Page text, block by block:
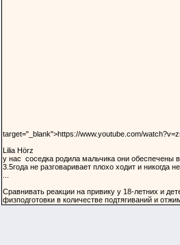
target="_blank">https://www.youtube.com/
Lilia Hörz
у нас соседка родила мальчика они обеспечены
3.5года не разговаривает плохо ходит и никогда
Сравнивать реакции на привику у 18-летних и
физподготовки в количестве подтягиваний и